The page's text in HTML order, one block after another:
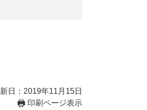
日：2019年11月15日
印刷ページ表示